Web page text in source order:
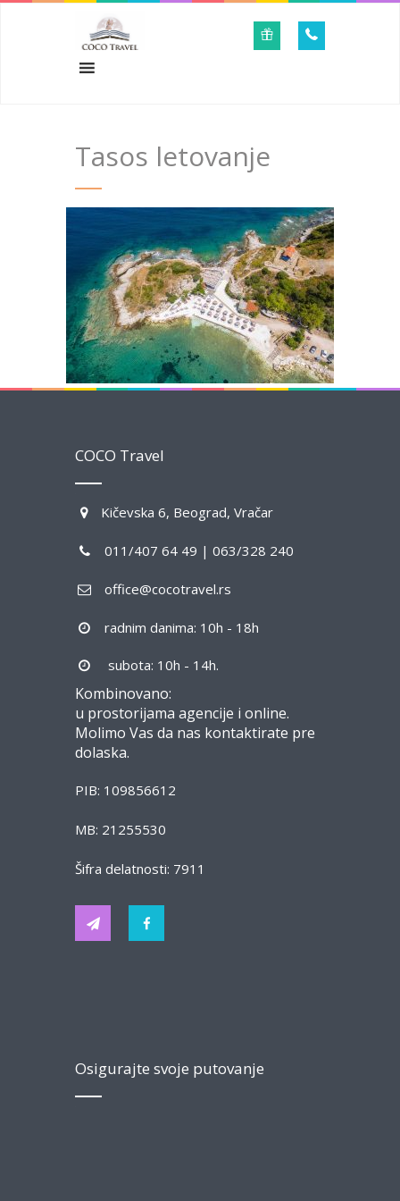
Tasos letovanje
COCO Travel
Kičevska 6, Beograd, Vračar
011/407 64 49 | 063/328 240
office@cocotravel.rs
radnim danima: 10h - 18h
subota: 10h - 14h.
Kombinovano:
u prostorijama agencije i online.
Molimo Vas da nas kontaktirate pre
dolaska.
PIB: 109856612
MB: 21255530
Šifra delatnosti: 7911
Osigurajte svoje putovanje